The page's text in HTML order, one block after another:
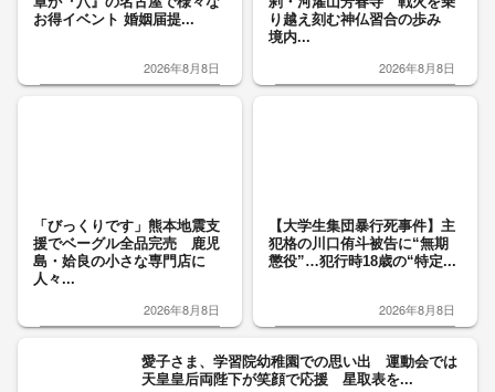
お得イベント 婚姻届提...
2026年8月8日
り越え刻む神仏習合の歩み
境内...
2026年8月8日
「びっくりです」熊本地震支
援でベーグル全品完売 鹿児
島・姶良の小さな専門店に
人々...
2026年8月8日
【大学生集団暴行死事件】主
犯格の川口侑斗被告に“無期
懲役”…犯行時18歳の“特定...
2026年8月8日
愛子さま、学習院幼稚園での思い出 運動会では
天皇皇后両陛下が笑顔で応援 星取表を...